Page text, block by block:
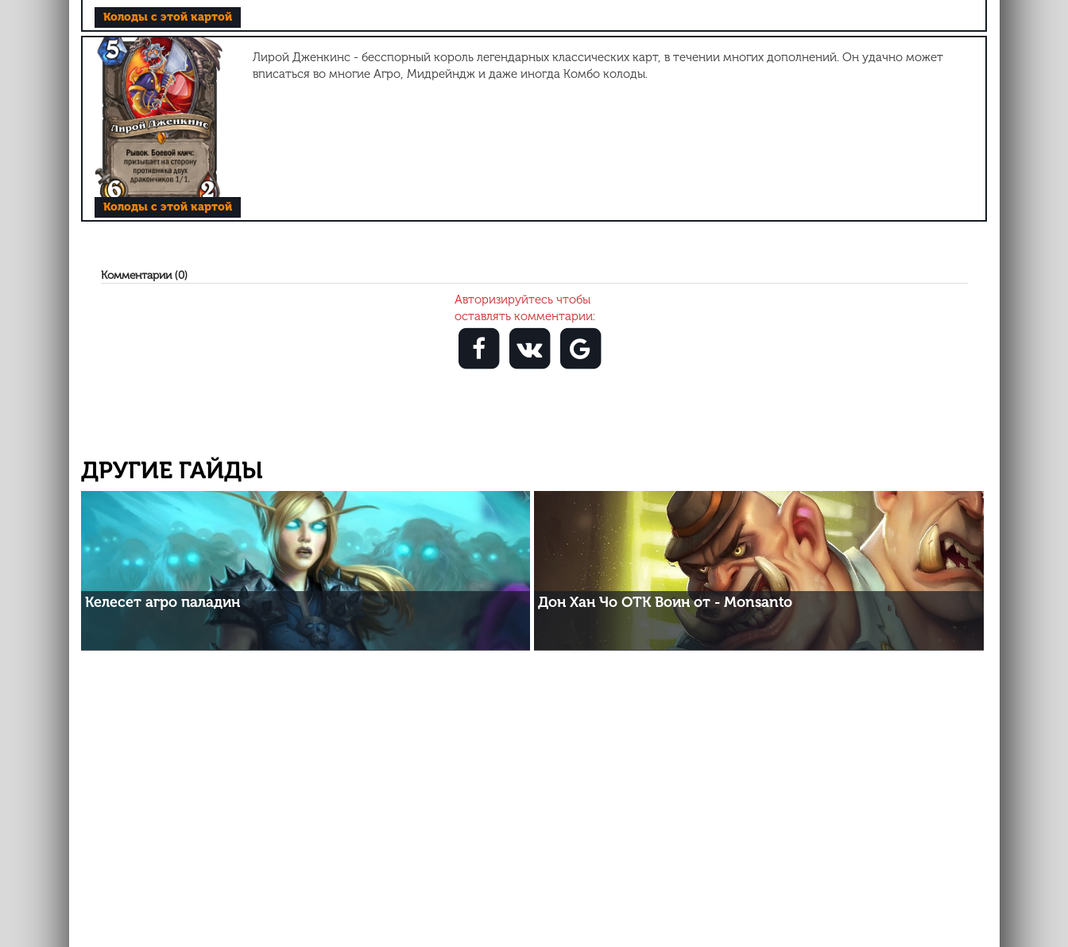
Колоды с этой картой
Колоды с этой картой
Лирой Дженкинс - бесспорный король легендарных классических карт, в течении многих дополнений. Он удачно может
вписаться во многие Агро, Мидрейндж и даже иногда Комбо колоды.
Комментарии (0)
Авторизируйтесь чтобы
оставлять комментарии:
ДРУГИЕ ГАЙДЫ
Келесет агро паладин Дон Хан Чо ОТК Воин от - Monsanto